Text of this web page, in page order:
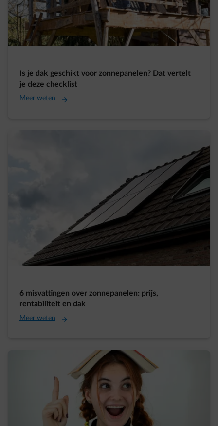
Is je dak geschikt voor zonnepanelen? Dat vertelt
je deze checklist
Meer weten
6 misvattingen over zonnepanelen: prijs,
rentabiliteit en dak
Meer weten